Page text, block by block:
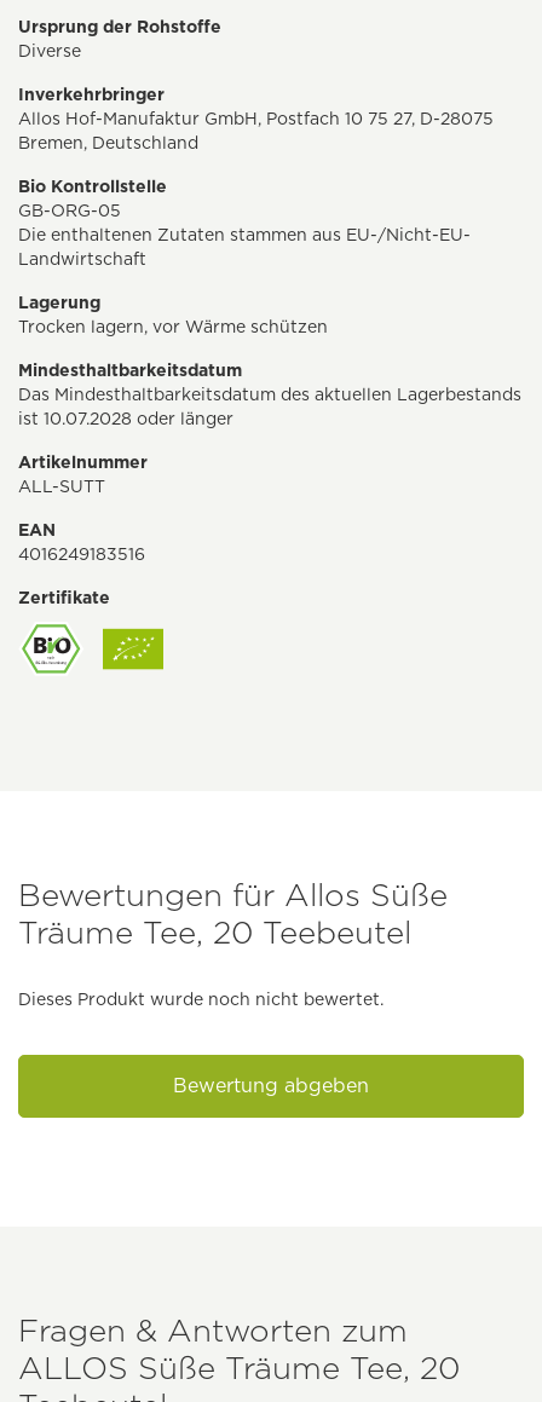
Ursprung der Rohstoffe
Diverse
Inverkehrbringer
Allos Hof-Manufaktur GmbH, Postfach 10 75 27, D-28075
Bremen, Deutschland
Bio Kontrollstelle
GB-ORG-05
Die enthaltenen Zutaten stammen aus EU-/Nicht-EU-
Landwirtschaft
Lagerung
Trocken lagern, vor Wärme schützen
Mindesthaltbarkeitsdatum
Das Mindesthaltbarkeitsdatum des aktuellen Lagerbestands
ist 10.07.2028 oder länger
Artikelnummer
ALL-SUTT
EAN
4016249183516
Zertifikate
Bewertungen für Allos Süße
Träume Tee, 20 Teebeutel
Dieses Produkt wurde noch nicht bewertet.
Bewertung abgeben
Fragen & Antworten zum
ALLOS Süße Träume Tee, 20